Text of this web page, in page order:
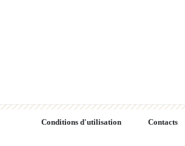
Conditions d'utilisation Contacts